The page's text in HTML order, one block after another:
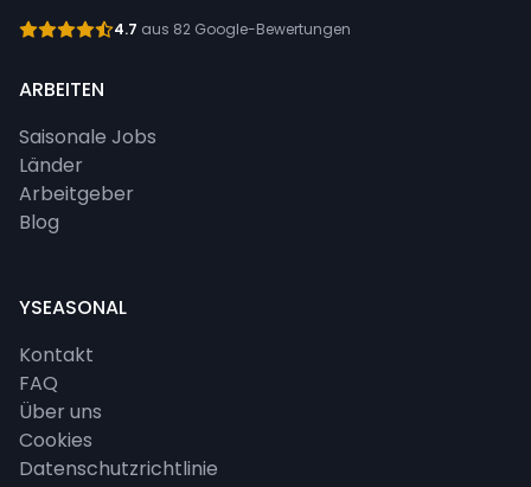
4.7 aus 82 Google-Bewertungen
ARBEITEN
Saisonale Jobs
Länder
Arbeitgeber
Blog
YSEASONAL
Kontakt
FAQ
Über uns
Cookies
Datenschutzrichtlinie